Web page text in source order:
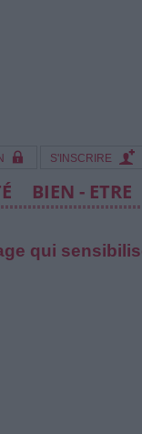
S'INSCRIRE
BIEN - ETRE
qui